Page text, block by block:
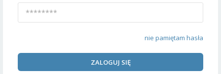
nie pamiętam hasła
ZALOGUJ SIĘ